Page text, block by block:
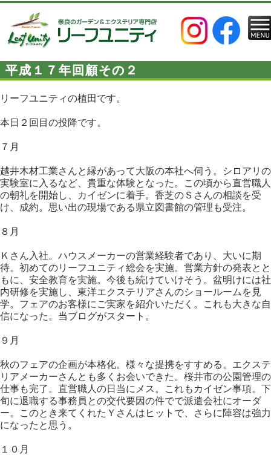
平成１７年回顧その２
リーフユニティの植田です。
本日２回目の投降です。
７月
越井木材工業さんと縁があって大阪の本社へ伺う。シロアリの
実験室に入るなど、貴重な体験となった。この頃から直営職人
の朝礼を開始し、カイゼンに着手。香芝のＳさんの相談を受
け、成約。思い出の現場である県立図書館の管理も受注。
８月
Ｋさん入社。ハウスメーカーの営業経験者であり、大いに期
待。初めてのリーフユニティ総会を実施。営業方針の発表とと
もに、安全教育を実施。今後も続けていけそう。盆明けには社
内研修を実施し、東洋エクステリアさんのショールームを見
学。フェアのお客様にご実家を紹介いただく。これも大きな自
信になった。当ブログがスタート。
９月
秋のフェアの企画が本格化。様々な提携をすすめる。エクステ
リアメーカーさんとも多くお会いできた。桜井市の公園管理の
仕事も完了。直営職人の日当にメス。これもカイゼン事項。下
旬に退職する事務員との交代要因の件でで派遣会社にオーダ
ー。このとき来てくれたＹさんはヒットで、さらに陣容は強力
になったと思う。
１０月